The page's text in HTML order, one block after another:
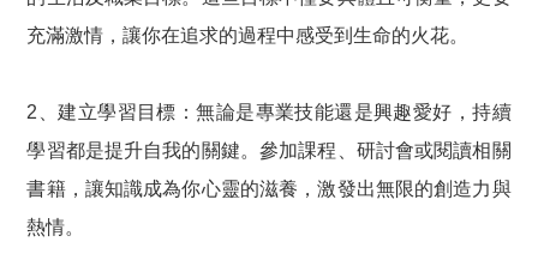
充滿激情，讓你在追求的過程中感受到生命的火花。
2、建立學習目標：無論是專業技能還是興趣愛好，持續
學習都是提升自我的關鍵。參加課程、研討會或閱讀相關
書籍，讓知識成為你心靈的滋養，激發出無限的創造力與
熱情。